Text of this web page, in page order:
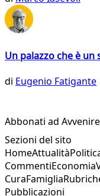
Un palazzo che è
di Eugenio Fatigante
Abbonati ad Avvenire
Sezioni del sito
HomeAttualità
CommentiEconomia
CuraFamiglia
Pubblicazioni